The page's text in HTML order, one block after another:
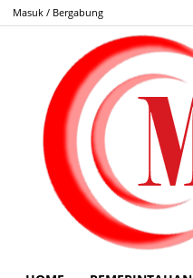
Masuk / Bergabung